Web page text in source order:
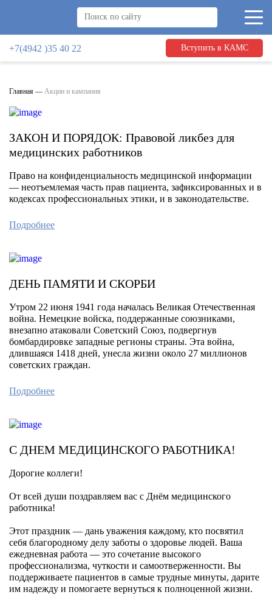
+7(4942 )35 40 22 Вступить в КАМС
Главная — Акции и кампания
ЗАКОН И ПОРЯДОК: Правовой ликбез для
медицинских работников
Право на конфиденциальность медицинской информации
— неотъемлемая часть прав пациента, зафиксированных и в
кодексах профессиональных этики, и в законодательстве.
Подробнее
ДЕНЬ ПАМЯТИ И СКОРБИ
Утром 22 июня 1941 года началась Великая Отечественная
война. Немецкие войска, поддержанные союзниками,
внезапно атаковали Советский Союз, подвергнув
бомбардировке западные регионы страны. Эта война,
длившаяся 1418 дней, унесла жизни около 27 миллионов
советских граждан.
Подробнее
С ДНЕМ МЕДИЦИНСКОГО РАБОТНИКА!
Дорогие коллеги!
От всей души поздравляем вас с Днём медицинского
работника!
Этот праздник — дань уважения каждому, кто посвятил
себя благородному делу заботы о здоровье людей. Ваша
ежедневная работа — это сочетание высокого
профессионализма, чуткости и самоотверженности. Вы
поддерживаете пациентов в самые трудные минуты, дарите
им надежду и помогаете вернуться к полноценной жизни.